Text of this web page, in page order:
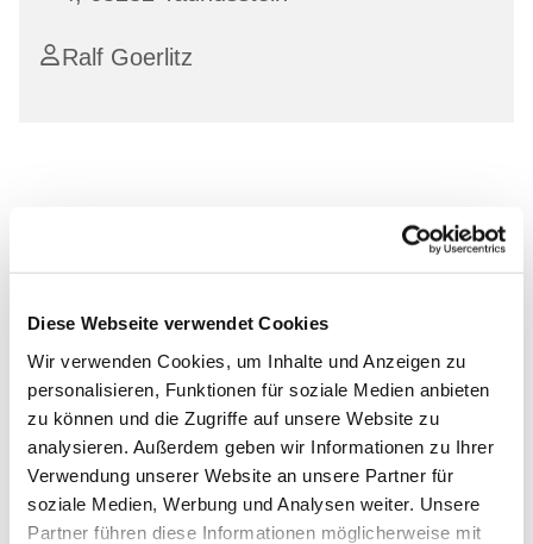
Diese Webseite verwendet Cookies
Wir verwenden Cookies, um Inhalte und Anzeigen zu
personalisieren, Funktionen für soziale Medien anbieten
zu können und die Zugriffe auf unsere Website zu
analysieren. Außerdem geben wir Informationen zu Ihrer
Verwendung unserer Website an unsere Partner für
soziale Medien, Werbung und Analysen weiter. Unsere
Partner führen diese Informationen möglicherweise mit
Ralf Goerlitz